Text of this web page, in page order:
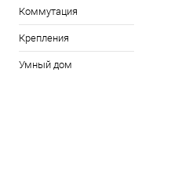
Коммутация
Крепления
Умный дом